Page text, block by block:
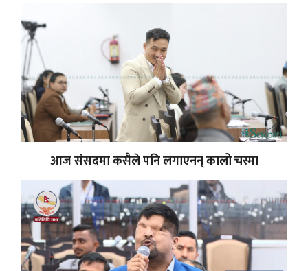
आज संसदमा कसैले पनि लगाएनन् कालो चस्मा